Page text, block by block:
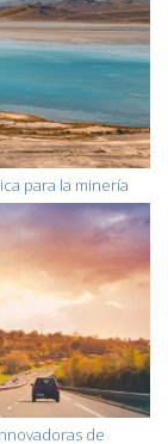
para la minería
de